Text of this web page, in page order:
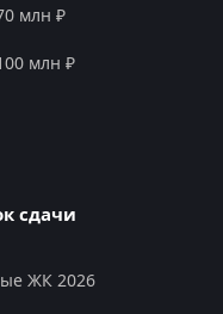
млн ₽
млн ₽
сдачи
ЖК 2026